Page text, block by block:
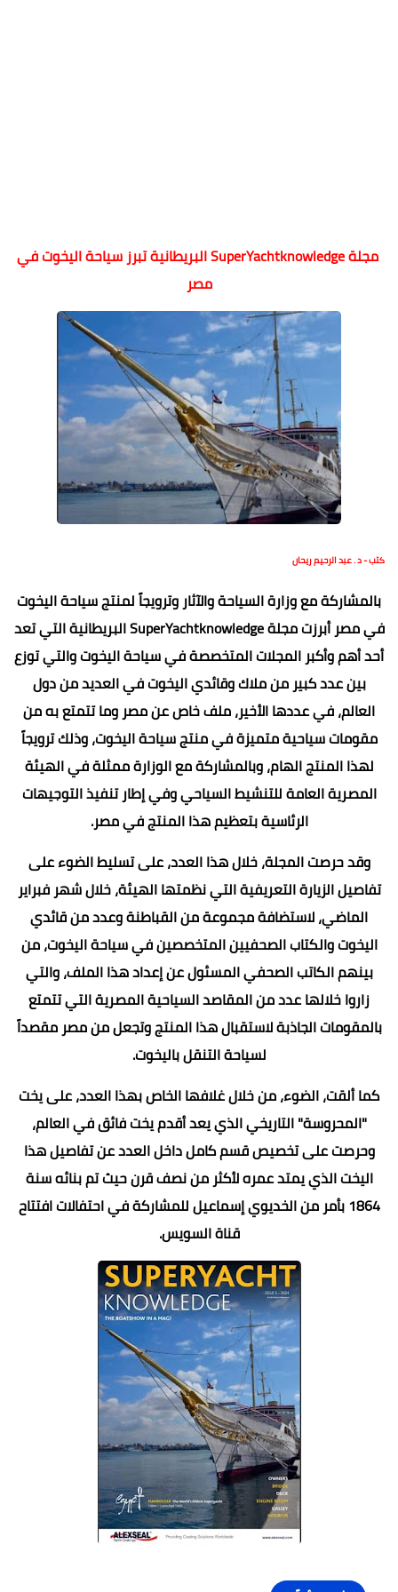
مجلة SuperYachtknowledge البريطانية تبرز سياحة اليخوت في
مصر
كتب - د . عبد الرحيم ريحان
بالمشاركة مع وزارة السياحة والآثار وترويجاً لمنتج سياحة اليخوت
في مصر أبرزت مجلة SuperYachtknowledge البريطانية التي تعد
أحد أهم وأكبر المجلات المتخصصة في سياحة اليخوت والتي توزع
بين عدد كبير من ملاك وقائدي اليخوت في العديد من دول
العالم، في عددها الأخير، ملف خاص عن مصر وما تتمتع به من
مقومات سياحية متميزة في منتج سياحة اليخوت، وذلك ترويجاً
لهذا المنتج الهام، وبالمشاركة مع الوزارة ممثلة في الهيئة
المصرية العامة للتنشيط السياحي وفي إطار تنفيذ التوجيهات
الرئاسية بتعظيم هذا المنتج في مصر.
وقد حرصت المجلة، خلال هذا العدد، على تسليط الضوء على
تفاصيل الزيارة التعريفية التي نظمتها الهيئة، خلال شهر فبراير
الماضي، لاستضافة مجموعة من القباطنة وعدد من قائدي
اليخوت والكتاب الصحفيين المتخصصين في سياحة اليخوت، من
بينهم الكاتب الصحفي المسئول عن إعداد هذا الملف، والتي
زاروا خلالها عدد من المقاصد السياحية المصرية التي تتمتع
بالمقومات الجاذبة لاستقبال هذا المنتج وتجعل من مصر مقصداً
لسياحة التنقل باليخوت.
كما ألقت، الضوء، من خلال غلافها الخاص بهذا العدد، على يخت
"المحروسة" التاريخي الذي يعد أقدم يخت فائق في العالم،
وحرصت على تخصيص قسم كامل داخل العدد عن تفاصيل هذا
اليخت الذي يمتد عمره لأكثر من نصف قرن حيث تم بنائه سنة
1864 بأمر من الخديوي إسماعيل للمشاركة في احتفالات افتتاح
قناة السويس.